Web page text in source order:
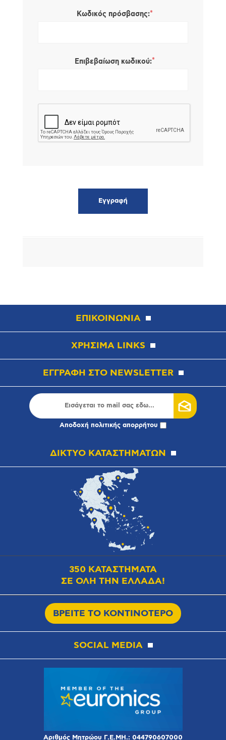
Κωδικός πρόσβασης:*
Επιβεβαίωση κωδικού:*
ΕΠΙΚΟΙΝΩΝΙΑ
ΧΡΗΣΙΜΑ LINKS
ΕΓΓΡΑΦΗ ΣΤΟ NEWSLETTER
Αποδοχή πολιτικής απορρήτου
ΔΙΚΤΥΟ ΚΑΤΑΣΤΗΜΑΤΩΝ
350 ΚΑΤΑΣΤΗΜΑΤΑ
ΣΕ ΟΛΗ ΤΗΝ ΕΛΛΑΔΑ!
ΒΡΕΙΤΕ ΤΟ ΚΟΝΤΙΝΟΤΕΡΟ
SOCIAL MEDIA